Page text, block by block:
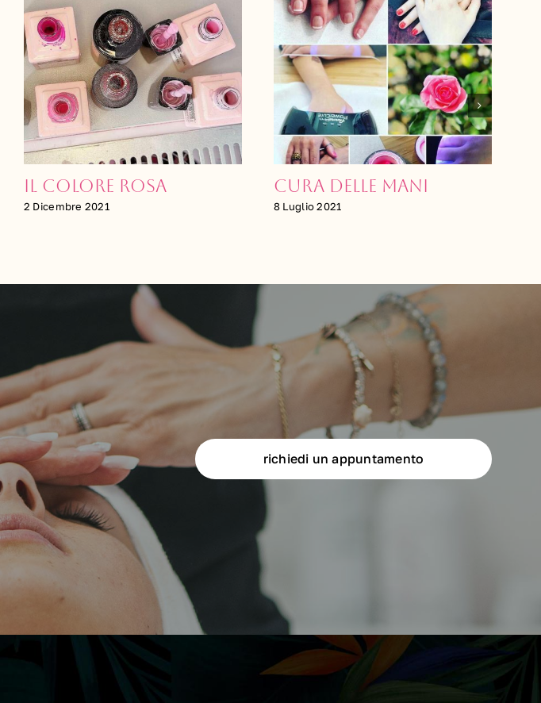
Cura delle mani
8 Luglio 2021
Excel Therapy 02
18 Ottobre 2020
richiedi un appuntamento